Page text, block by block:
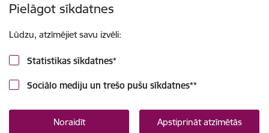
Pielāgot sīkdatnes
Lūdzu, atzīmējiet savu izvēli:
Statistikas sīkdatnes*
Sociālo mediju un trešo pušu sīkdatnes**
Noraidīt Apstiprināt atzīmētās